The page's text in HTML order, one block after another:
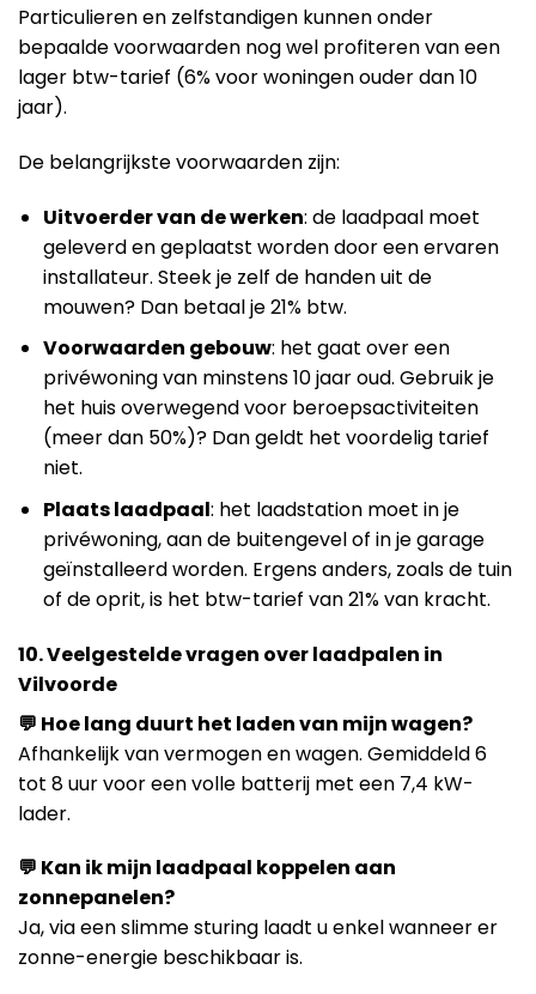
Particulieren en zelfstandigen kunnen onder
bepaalde voorwaarden nog wel profiteren van een
lager btw-tarief (6% voor woningen ouder dan 10
jaar).
De belangrijkste voorwaarden zijn:
Uitvoerder van de werken: de laadpaal moet
geleverd en geplaatst worden door een ervaren
installateur. Steek je zelf de handen uit de
mouwen? Dan betaal je 21% btw.
Voorwaarden gebouw: het gaat over een
privéwoning van minstens 10 jaar oud. Gebruik je
het huis overwegend voor beroepsactiviteiten
(meer dan 50%)? Dan geldt het voordelig tarief
niet.
Plaats laadpaal: het laadstation moet in je
privéwoning, aan de buitengevel of in je garage
geïnstalleerd worden. Ergens anders, zoals de tuin
of de oprit, is het btw-tarief van 21% van kracht.
10. Veelgestelde vragen over laadpalen in
Vilvoorde
💬 Hoe lang duurt het laden van mijn wagen?
Afhankelijk van vermogen en wagen. Gemiddeld 6
tot 8 uur voor een volle batterij met een 7,4 kW-
lader.
💬 Kan ik mijn laadpaal koppelen aan
zonnepanelen?
Ja, via een slimme sturing laadt u enkel wanneer er
zonne-energie beschikbaar is.